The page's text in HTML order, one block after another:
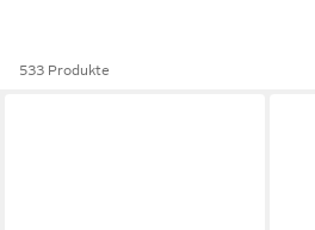
533 Produkte